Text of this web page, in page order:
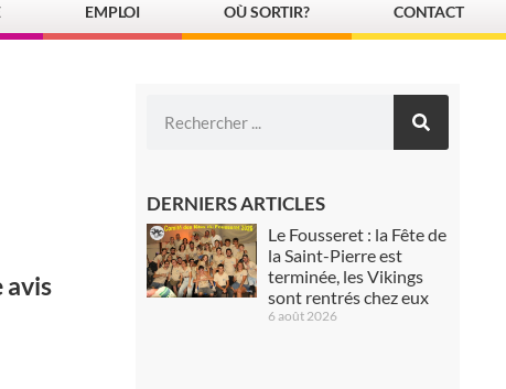
EMPLOI OÙ SORTIR? CONTACT
avis
DERNIERS ARTICLES
Le Fousseret : la Fête de
la Saint-Pierre est
terminée, les Vikings
sont rentrés chez eux
6 août 2026